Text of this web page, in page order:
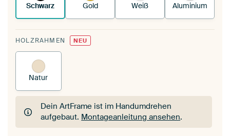
Schwarz Gold Weiß Aluminium
HOLZRAHMEN NEU
Natur
Dein ArtFrame ist im Handumdrehen
aufgebaut. Montageanleitung ansehen.